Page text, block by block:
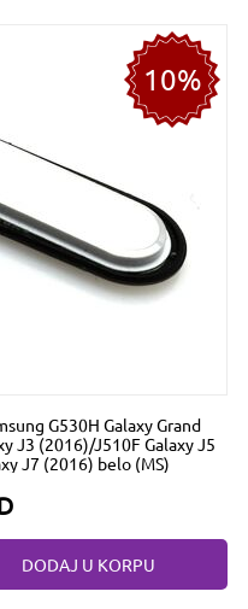
10%
G530H Galaxy Grand
J3 (2016)/J510F Galaxy J5
J7 (2016) belo (MS)
DODAJ U KORPU